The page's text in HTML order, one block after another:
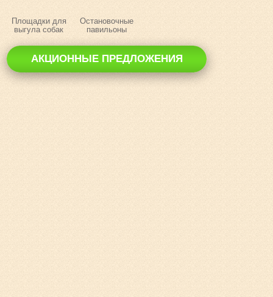
Площадки для
выгула собак
Остановочные
павильоны
АКЦИОННЫЕ ПРЕДЛОЖЕНИЯ